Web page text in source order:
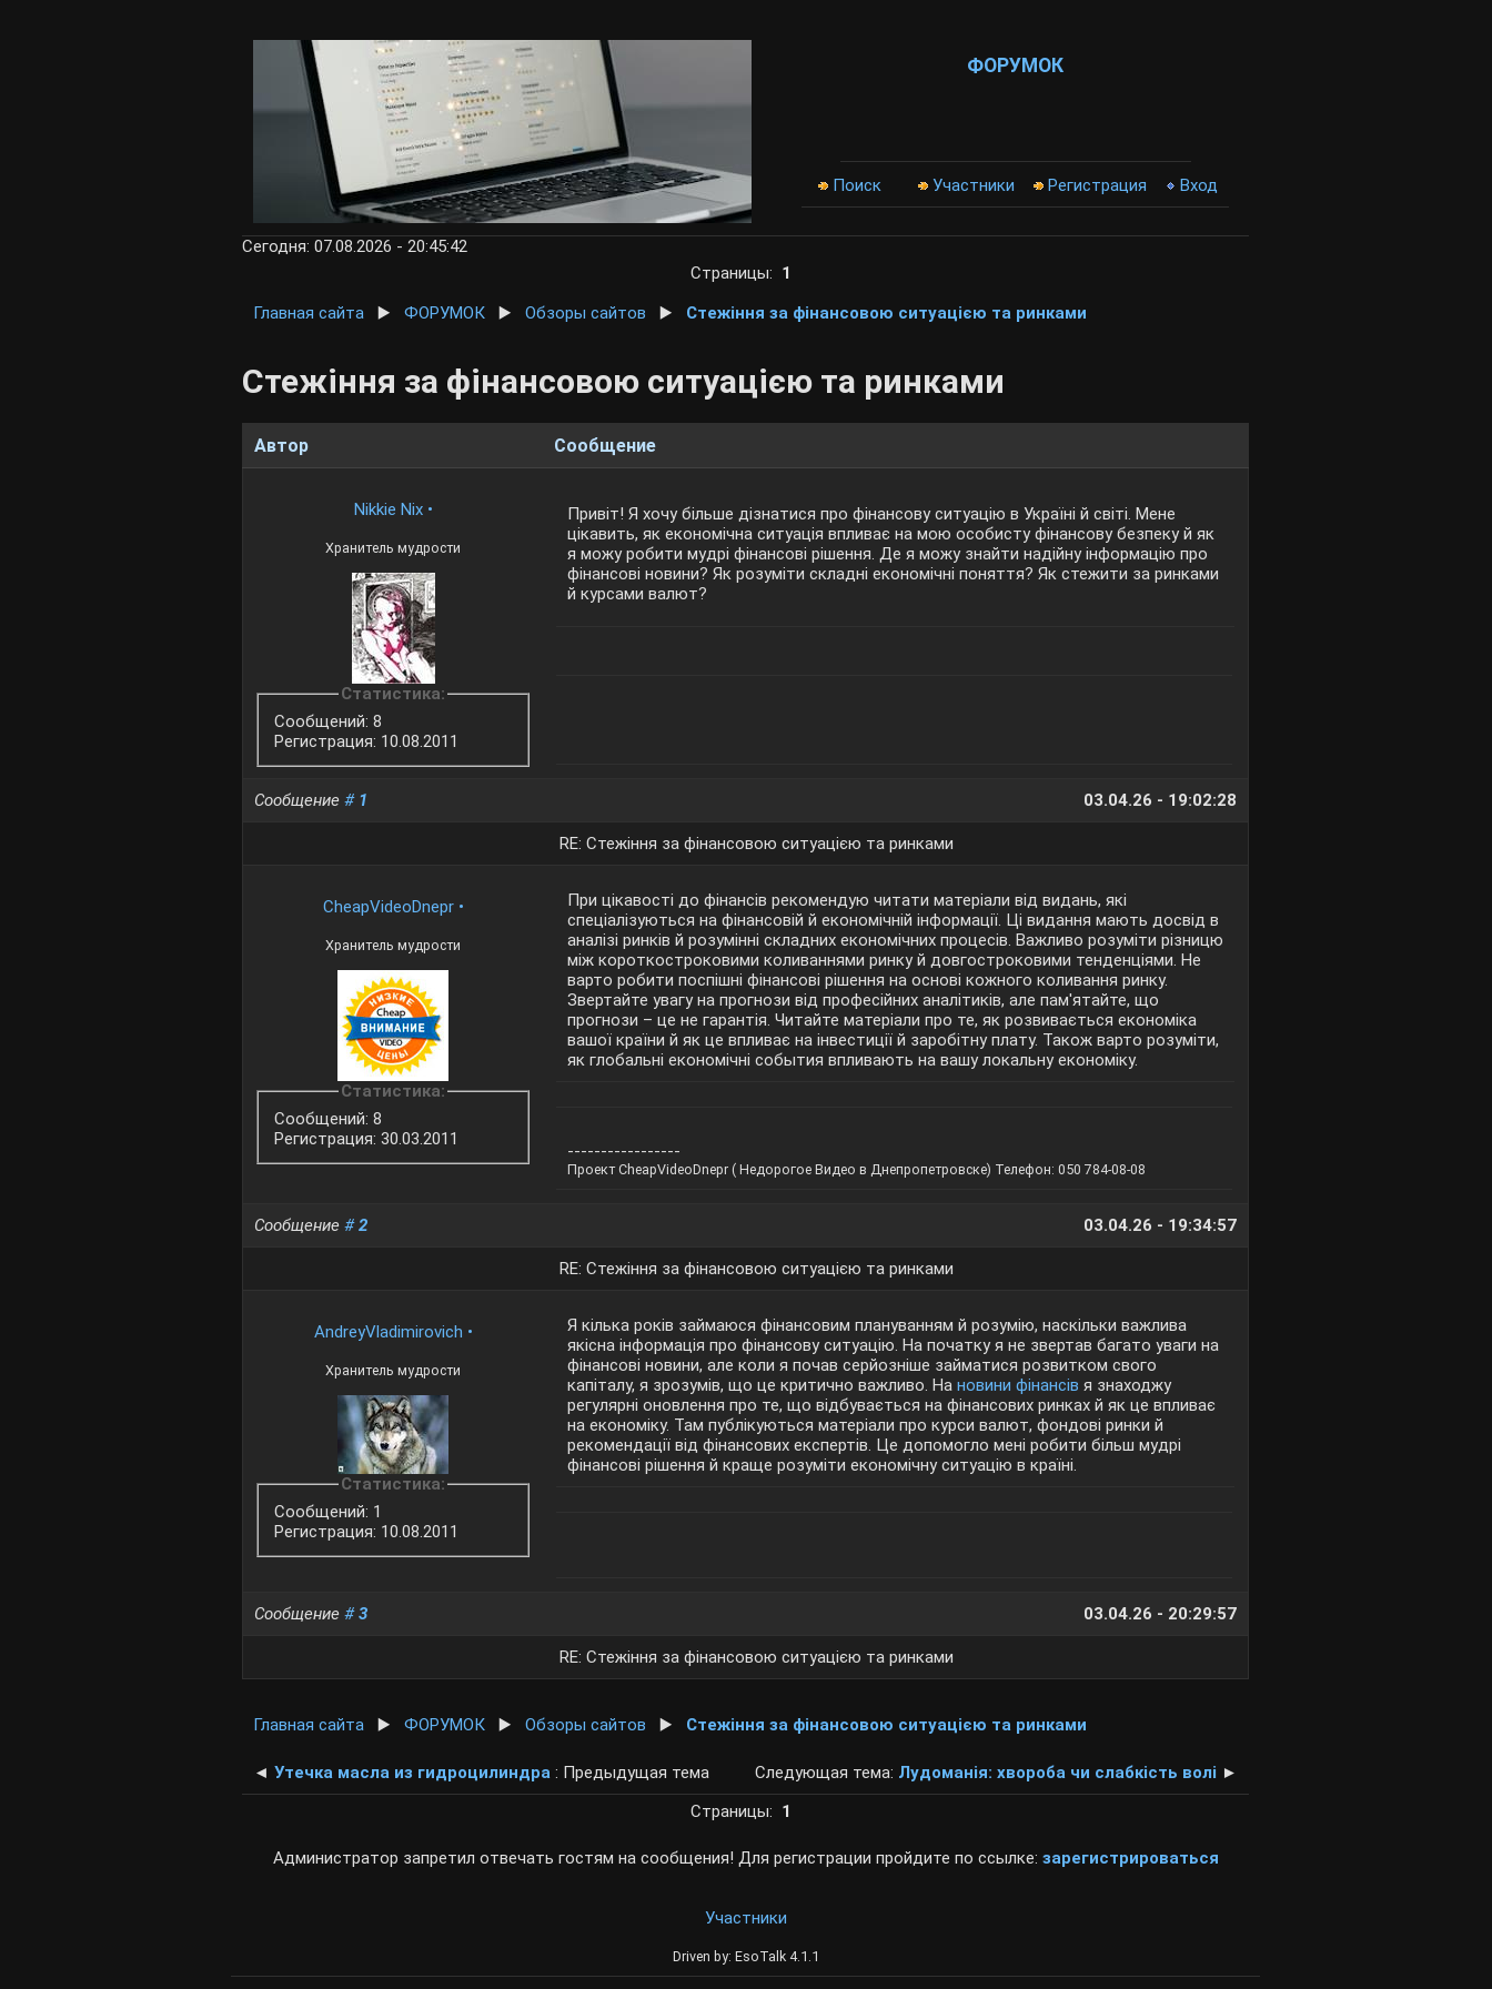
ФОРУМОК
Поиск Участники Регистрация Вход
Сегодня: 07.08.2026 - 20:45:42
Страницы: 1
Главная сайта
▶️ФОРУМОК ▶️Обзоры сайтов ▶️ Стежіння за фінансовою ситуацією та ринками
Стежіння за фінансовою ситуацією та ринками
Автор Сообщение
Nikkie Nix •
Хранитель мудрости
Статистика:
Сообщений: 8
Регистрация: 10.08.2011
Привіт! Я хочу більше дізнатися про фінансову ситуацію в Україні й світі. Мене
цікавить, як економічна ситуація впливає на мою особисту фінансову безпеку й як
я можу робити мудрі фінансові рішення. Де я можу знайти надійну інформацію про
фінансові новини? Як розуміти складні економічні поняття? Як стежити за ринками
й курсами валют?
Сообщение# 1 03.04.26 - 19:02:28
RE: Стежіння за фінансовою ситуацією та ринками
CheapVideoDnepr •
Хранитель мудрости
Статистика:
Сообщений: 8
Регистрация: 30.03.2011
При цікавості до фінансів рекомендую читати матеріали від видань, які
спеціалізуються на фінансовій й економічній інформації. Ці видання мають досвід в
аналізі ринків й розумінні складних економічних процесів. Важливо розуміти різницю
між короткостроковими коливаннями ринку й довгостроковими тенденціями. Не
варто робити поспішні фінансові рішення на основі кожного коливання ринку.
Звертайте увагу на прогнози від професійних аналітиків, але пам'ятайте, що
прогнози – це не гарантія. Читайте матеріали про те, як розвивається економіка
вашої країни й як це впливає на інвестиції й заробітну плату. Також варто розуміти,
як глобальні економічні события впливають на вашу локальну економіку.
-----------------
Проект CheapVideoDnepr ( Недорогое Видео в Днепропетровске) Телефон: 050 784-08-08
Сообщение#2 03.04.26 - 19:34:57
RE: Стежіння за фінансовою ситуацією та ринками
AndreyVladimirovich •
Хранитель мудрости
Статистика:
Сообщений: 1
Регистрация: 10.08.2011
Я кілька років займаюся фінансовим плануванням й розумію, наскільки важлива
якісна інформація про фінансову ситуацію. На початку я не звертав багато уваги на
фінансові новини, але коли я почав серйозніше займатися розвитком свого
капіталу, я зрозумів, що це критично важливо. Нановини фінансів я знаходжу
регулярні оновлення про те, що відбувається на фінансових ринках й як це впливає
на економіку. Там публікуються матеріали про курси валют, фондові ринки й
рекомендації від фінансових експертів. Це допомогло мені робити більш мудрі
фінансові рішення й краще розуміти економічну ситуацію в країні.
Сообщение#3 03.04.26 - 20:29:57
RE: Стежіння за фінансовою ситуацією та ринками
Главная сайта ▶️ФОРУМОК ▶️Обзоры сайтов ▶️ Стежіння за фінансовою ситуацією та ринками
◄Утечка масла из гидроцилиндра : Предыдущая тема Следующая тема: Лудоманія: хвороба чи слабкість волі ►
Страницы: 1
Администратор запретил отвечать гостям на сообщения! Для регистрации пройдите по ссылке: зарегистрироваться
Участники
Driven by: EsoTalk 4.1.1